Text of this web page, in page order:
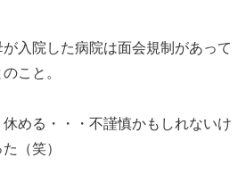
入院した病院は面会規制があって
こと。
める・・・不謹慎かもしれないけ
（笑）